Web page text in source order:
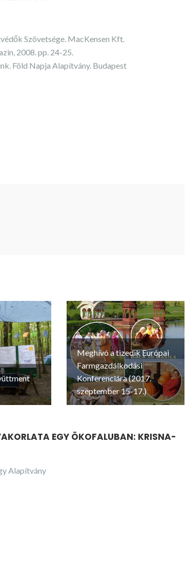
Szövetsége. MacKensen Kft.
2008. pp. 24-25.
Föld Napja Alapítvány. Budapest
Meghívó a tizedik Európai
Farmgazdálkodási
Konferenciára (2017.
szeptember 15-17.)
EGY ÖKOFALUBAN: KRISNA-
Alapítvány